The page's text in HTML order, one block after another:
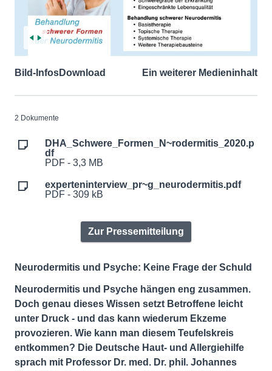
Bild-InfosDownload Ein weiterer Medieninhalt
2 Dokumente
DHA_Schwere_Formen_N~rodermitis_2020.p
df
PDF - 3,3 MB
experteninterview_pr~g_neurodermitis.pdf
PDF - 309 kB
Zur Pressemitteilung
Neurodermitis und Psyche: Keine Frage der Schuld
Neurodermitis und Psyche hängen eng zusammen.
Doch genau dieses Wissen setzt Betroffene leicht
unter Druck - und das kann wiederum Ekzeme
provozieren. Wie kann man diesem Teufelskreis
entkommen? Die Deutsche Haut- und Allergiehilfe
sprach mit Professor Dr. med. Dr. phil. Johannes